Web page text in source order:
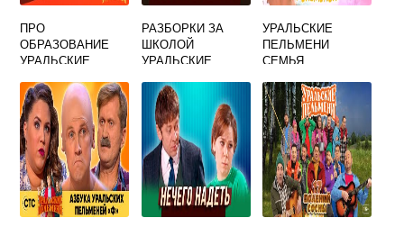
ПРО
ОБРАЗОВАНИЕ
УРАЛЬСКИЕ
РАЗБОРКИ ЗА
ШКОЛОЙ
УРАЛЬСКИЕ
УРАЛЬСКИЕ
ПЕЛЬМЕНИ
СЕМЬЯ